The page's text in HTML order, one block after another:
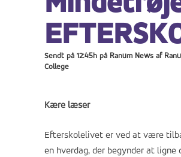
Sendt på 12:45h på Ranum News af
College
Kære læser
Efterskolelivet er ved at være
en hverdag, der begynder at ligne